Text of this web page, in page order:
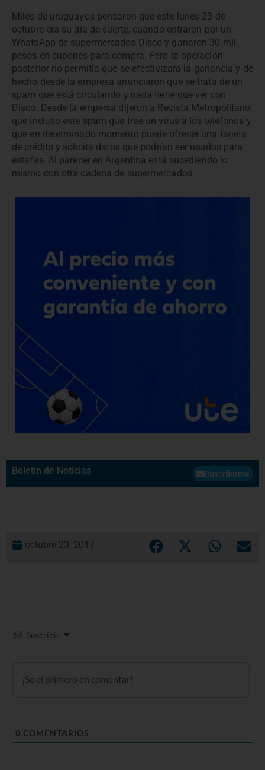
Miles de uruguayos pensaron que este lunes 23 de
octubre era su día de suerte, cuando entraron por un
WhatsApp de supermercados Disco y ganaron 30 mil
pesos en cupones para compra. Pero la operación
posterior no permitía que se efectivizara la ganancia y de
hecho desde la empresa anunciaron que se trata de un
spam que está circulando y nada tiene que ver con
Disco. Desde la empersa dijeron a Revista Metropolitano
que incluso este spam que trae un virus a los teléfonos y
que en determinado momento puede ofrecer una tarjeta
de crédito y solicita datos que podrían ser usados para
estafas. Al parecer en Argentina está sucediendo lo
mismo con otra cadena de supermercados.
Boletín de Noticias Suscribirme
octubre 23, 2017
Suscribir
0 COMENTARIOS